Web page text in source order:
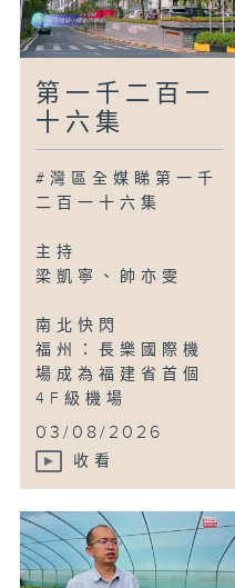
第一千二百一
十六集
#灣區全媒睇第一千
二百一十六集
主持
梁凱寧、帥亦雯
南北快閃
福州：長樂國際機
場成為福建省首個
4F級機場
...
03/08/2026
收看